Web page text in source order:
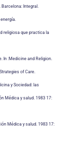
Integral.
religiosa que practica la
In :Medicine and Religion.
of Care.
y Sociedad: las
Médica y salud. 1983 17:
Médica y salud. 1983 17: